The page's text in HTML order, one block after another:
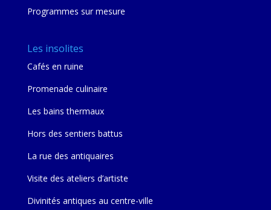
Programmes sur mesure
Les insolites
Cafés en ruine
Promenade culinaire
Les bains thermaux
Hors des sentiers battus
La rue des antiquaires
Visite des ateliers d’artiste
Divinités antiques au centre-ville